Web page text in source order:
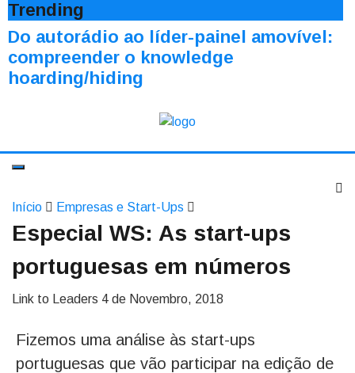
Trending
Do autorádio ao líder-painel amovível:
compreender o knowledge
hoarding/hiding
Início Empresas e Start-Ups
Especial WS: As start-ups
portuguesas em números
Link to Leaders 4 de Novembro, 2018
Fizemos uma análise às start-ups
portuguesas que vão participar na edição de